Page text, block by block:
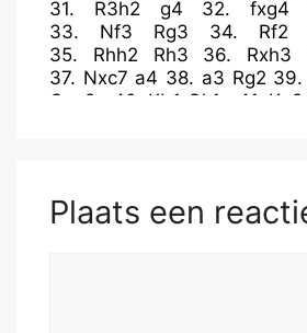
31. R3h2 g4 32.fxg4
33. Nf3 Rg3 34. Rf2
35. Rhh2 Rh3 36. Rxh3
37. Nxc7 a4 38. a3 Rg2 39.
Qxg2+
40. Kb1 Qh1+ 41. Ka2
51.Nd2 Qc2+ 52. Ka1 Kd8
Plaats een